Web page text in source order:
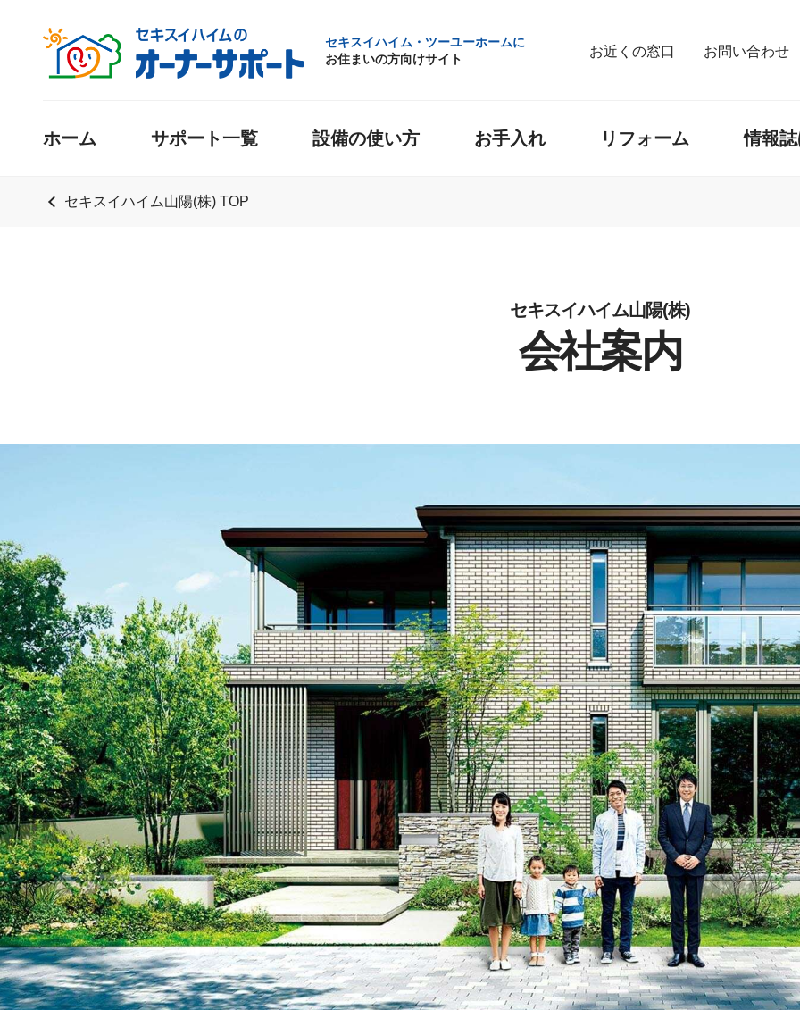
セキスイハイム・ツーユーホームに
お住まいの方向けサイト
お近くの窓口 お問い合わせ
ホーム サポート一覧 設備の使い方 お手入れ リフォーム 情報
セキスイハイム山陽(株) TOP
セキスイハイム山陽(株)
会社案内